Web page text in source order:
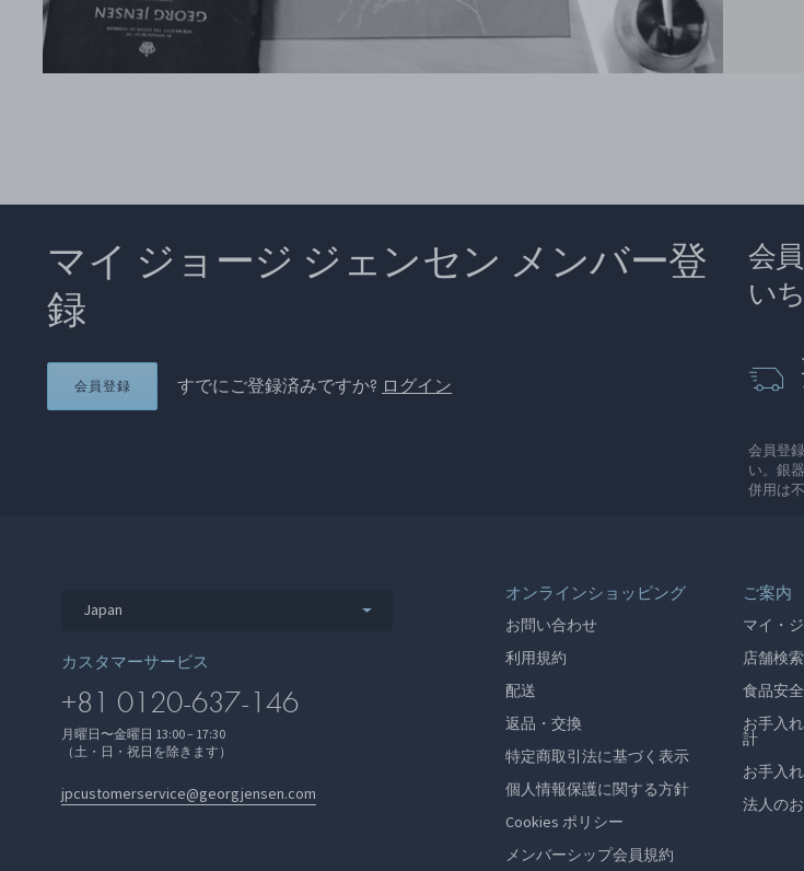
マイ ジョージ ジェンセン メンバー登
録
会員登録 すでにご登録済みですか? ログイン
会
い
会員登
い。銀
併用は
Japan
カスタマーサービス
+81 0120-637-146
月曜日〜金曜日 13:00 – 17:30
（土・日・祝日を除きます）
jpcustomerservice@georgjensen.com
オンラインショッピング
お問い合わせ
利用規約
配送
返品・交換
特定商取引法に基づく表示
個人情報保護に関する方針
Cookies ポリシー
メンバーシップ会員規約
ご案内
マイ・
店舗検索
食品安
お手入
計
お手入
法人の